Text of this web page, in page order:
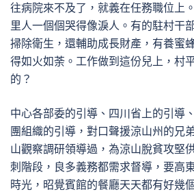
往病院來不及了，就義在任務職位上
里人一個個哭得像淚人。有的駐村干
掃除衛生，還輔助成長財產，有養蜜
得如火如荼。工作做到這份兒上，村
的？
中心各部委的引導、四川省上的引導
團組織的引導，對口聲援涼山州的兄
山觀察調研領導過，為涼山脫貧攻堅
刺階段，良多義務都需求督導，要高
時光，昭覺賓館的餐廳天天都有好幾